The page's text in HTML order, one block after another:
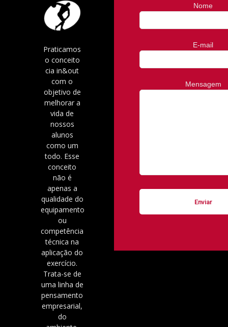
Nome
E-mail
Mensagem
Praticamos
o conceito
cia in&out
com o
objetivo de
melhorar a
vida de
nossos
alunos
como um
todo. Esse
conceito
não é
apenas a
qualidade do
equipamento
ou
competência
técnica na
aplicação do
exercício.
Trata-se de
uma linha de
pensamento
empresarial,
do